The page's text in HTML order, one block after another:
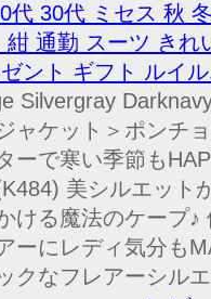
代 30代 ミセス 秋
紺 通勤 スーツ き
ント ギフト ルイ
Silvergray
ャケット＞ポンチ
ーで寒い季節も
美シルエット
ける魔法のケープ
ーにレディ気分も
クなフレアーシル